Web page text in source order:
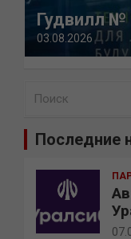
Гудвилл
03.08.2026
Последние